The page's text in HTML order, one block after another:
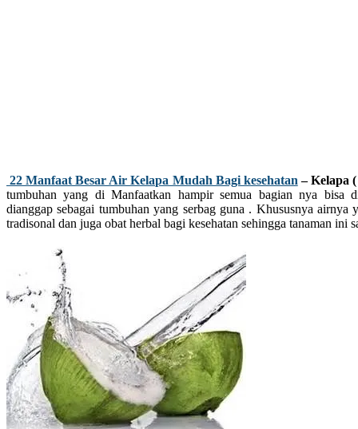
22 Manfaat Besar Air Kelapa Mudah Bagi kesehatan – Kelapa
tumbuhan yang di Manfaatkan hampir semua bagian nya bisa
dianggap sebagai tumbuhan yang serbag guna . Khususnya airnya
tradisonal dan juga obat herbal bagi kesehatan sehingga tanaman ini